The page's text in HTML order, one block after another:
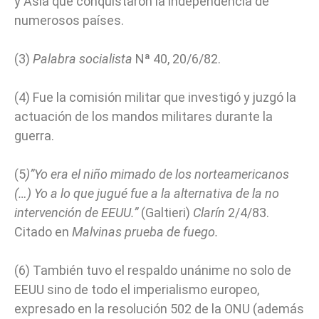
numerosos países.
(3) Palabra socialista Nª 40, 20/6/82.
(4) Fue la comisión militar que investigó y juzgó la
actuación de los mandos militares durante la
guerra.
(5)”Yo era el niño mimado de los norteamericanos
(…) Yo a lo que jugué fue a la alternativa de la no
intervención de EEUU.”(Galtieri) Clarín 2/4/83.
Citado en Malvinas prueba de fuego.
(6) También tuvo el respaldo unánime no solo de
EEUU sino de todo el imperialismo europeo,
expresado en la resolución 502 de la ONU (además